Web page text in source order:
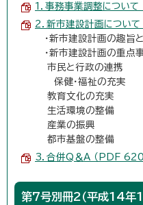
1．事務事業調整につい
2．新市建設計画につい
・新市建設計画の趣旨
・新市建設計画の重点
市民と行政の連携
保健・福祉の充実
教育文化の充実
生活環境の整備
産業の振興
都市基盤の整備
3．合併Q＆A （PDF
第7号別冊2（平成14年